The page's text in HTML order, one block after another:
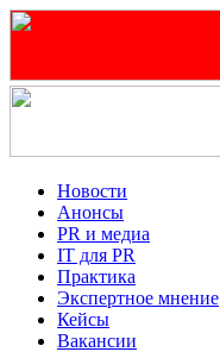
Новости
Анонсы
PR и медиа
IT для PR
Практика
Экспертное мнение
Кейсы
Вакансии